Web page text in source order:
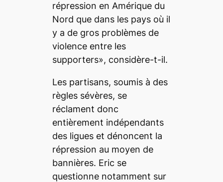
répression en Amérique du
Nord que dans les pays où il
y a de gros problèmes de
violence entre les
supporters», considère-t-il.
Les partisans, soumis à des
règles sévères, se
réclament donc
entièrement indépendants
des ligues et dénoncent la
répression au moyen de
bannières. Eric se
questionne notamment sur